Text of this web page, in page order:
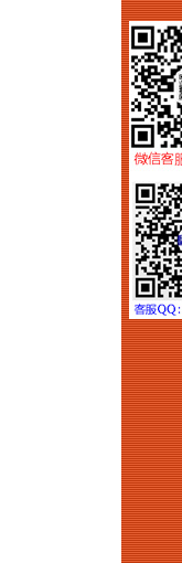
可变现
质体系
（2026
尔滨）
2026年
金申报
国企市
高级研
安）
全域六
与市场
培训（
日北京）
嵌入式
老落地
（2026
济南）
新版清
地实操
解与全
管理专